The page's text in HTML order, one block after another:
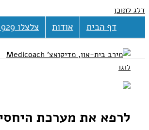
דלג לתוכן
דף הבית אודות צלצלו 052-7331929
לרפא את מערכת